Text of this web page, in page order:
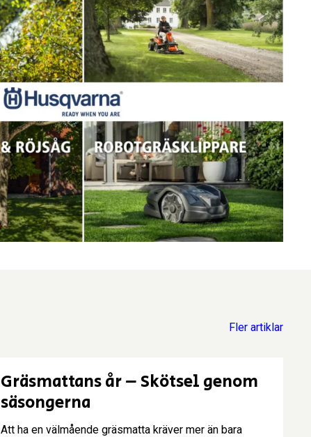
Fler artiklar
Gräsmattans år – Skötsel genom
säsongerna
Att ha en välmående gräsmatta kräver mer än bara